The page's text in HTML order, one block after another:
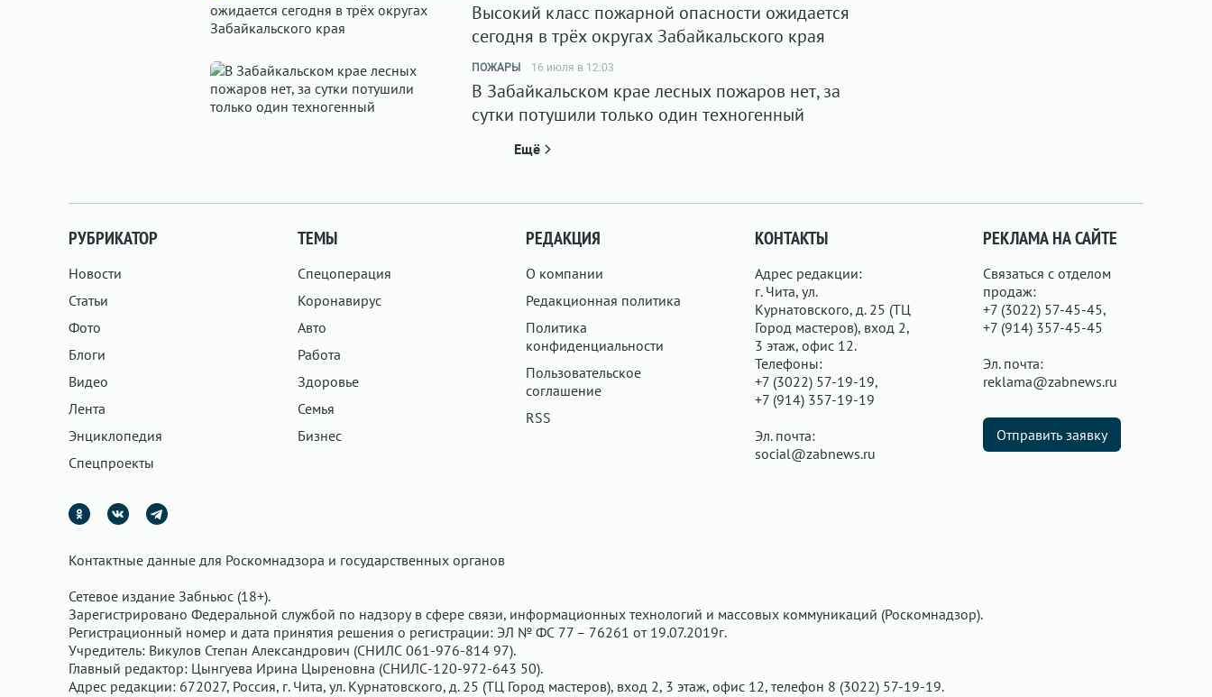
Высокий класс пожарной опасности ожидается
сегодня в трёх округах Забайкальского края
ПОЖАРЫ 16 июля в 12:03
В Забайкальском крае лесных пожаров нет, за
сутки потушили только один техногенный
Ещё
РУБРИКАТОР
Новости
Статьи
Фото
Блоги
Видео
Лента
Энциклопедия
Спецпроекты
ТЕМЫ
Спецоперация
Коронавирус
Авто
Работа
Здоровье
Семья
Бизнес
РЕДАКЦИЯ
О компании
Редакционная политика
Политика
конфиденциальности
Пользовательское
соглашение
RSS
КОНТАКТЫ
Адрес редакции:
г. Чита, ул.
Курнатовского, д. 25 (ТЦ
Город мастеров), вход 2,
3 этаж, офис 12.
Телефоны:
+7 (3022) 57-19-19,
+7 (914) 357-19-19
Эл. почта:
social@zabnews.ru
РЕКЛАМА НА САЙТЕ
Связаться с отделом
продаж:
+7 (3022) 57-45-45,
+7 (914) 357-45-45
Эл. почта:
reklama@zabnews.ru
Отправить заявку
Контактные данные для Роскомнадзора и государственных органов
Сетевое издание Забньюс (18+).
Зарегистрировано Федеральной службой по надзору в сфере связи, информационных технологий и массовых коммуникаций (Роскомнадзор).
Регистрационный номер и дата принятия решения о регистрации: ЭЛ № ФС 77 – 76261 от 19.07.2019г.
Учредитель: Викулов Степан Александрович (СНИЛС 061-976-814 97).
Главный редактор: Цынгуева Ирина Цыреновна (СНИЛС-120-972-643 50).
Адрес редакции: 672027, Россия, г. Чита, ул. Курнатовского, д. 25 (ТЦ Город мастеров), вход 2, 3 этаж, офис 12, телефон 8 (3022) 57-19-19.